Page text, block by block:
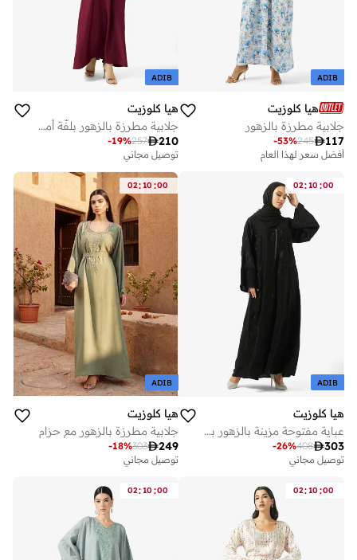
ADIB
هيا كلوزيت
جلابية مطرزة بالزهور
117
245
-53%
أفضل سعر لهذا العام
ADIB
هيا كلوزيت
جلابية مطرزة بالزهور بلفّة أمامية وحزام
210
257
-19%
توصيل مجاني
02:10 :00
ADIB
هيا كلوزيت
عباية مفتوحة مزينة بالزهور بياقة على شكل
303
408
-26%
توصيل مجاني
02:10 :00
ADIB
هيا كلوزيت
جلابية مطرزة بالزهور مع حزام
249
303
-18%
توصيل مجاني
02:10 :00
02:10 :00